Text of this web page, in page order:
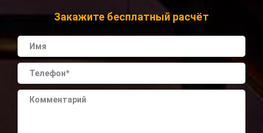
Закажите бесплатный расчёт